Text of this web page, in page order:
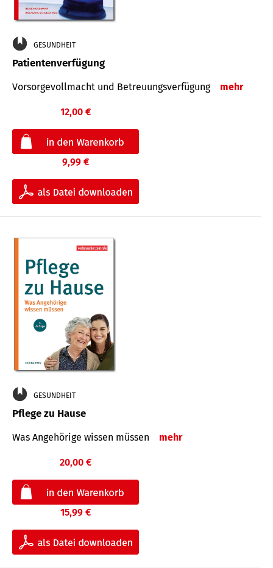
GESUNDHEIT
Patientenverfügung
Vorsorgevollmacht und Betreuungsverfügung mehr
12,00 €
9,99 €
GESUNDHEIT
Pflege zu Hause
Was Angehörige wissen müssen mehr
20,00 €
15,99 €